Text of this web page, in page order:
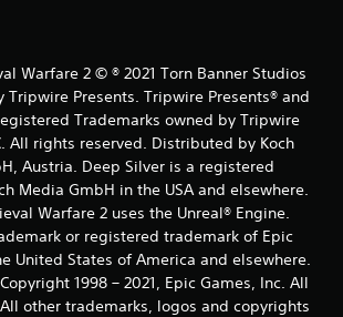
Warfare 2 © ® 2021 Torn Banner Studios
Tripwire Presents. Tripwire Presents® and
Trademarks owned by Tripwire
All rights reserved. Distributed by Koch
Austria. Deep Silver is a registered
Media GmbH in the USA and elsewhere.
Warfare 2 uses the Unreal® Engine.
or registered trademark of Epic
United States of America and elsewhere.
1998 – 2021, Epic Games, Inc. All
other trademarks, logos and copyrights